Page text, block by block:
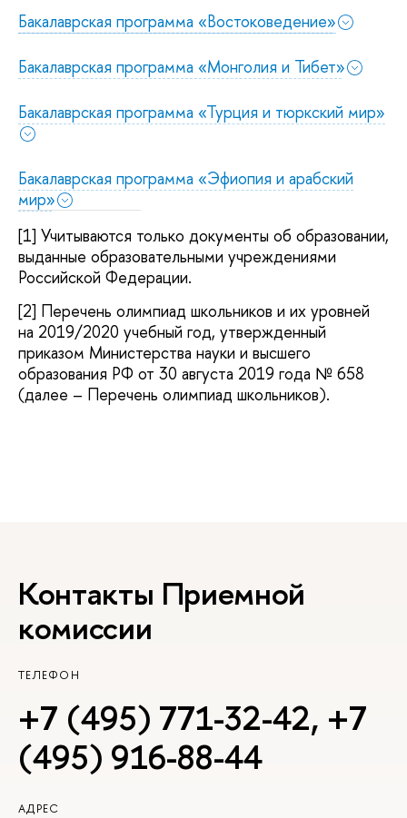
Бакалаврская программа «Востоковедение»
Бакалаврская программа «Монголия и Тибет»
Бакалаврская программа «Турция и тюркский мир»
Бакалаврская программа «Эфиопия и арабский
мир»
[1] Учитываются только документы об образовании,
выданные образовательными учреждениями
Российской Федерации.
[2] Перечень олимпиад школьников и их уровней
на 2019/2020 учебный год, утвержденный
приказом Министерства науки и высшего
образования РФ от 30 августа 2019 года № 658
(далее – Перечень олимпиад школьников).
Контакты Приемной
комиссии
ТЕЛЕФОН
+7 (495) 771-32-42, +7
(495) 916-88-44
АДРЕС